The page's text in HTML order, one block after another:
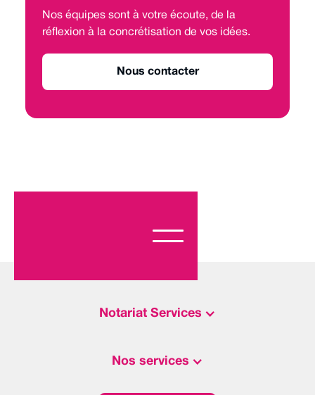
Nos équipes sont à votre écoute, de la
réflexion à la concrétisation de vos idées.
Nous contacter
Notariat Services
Nos services